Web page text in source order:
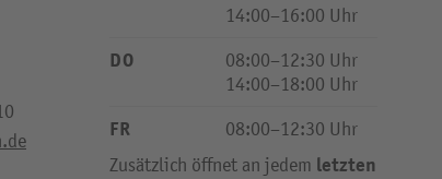
14:00–16:00 Uhr
DO
08:00–12:30 Uhr
14:00–18:00 Uhr
FR
08:00–12:30 Uhr
Zusätzlich öffnet an jedem letzten